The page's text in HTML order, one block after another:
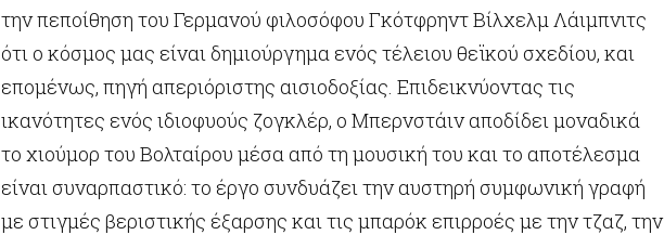
την πεποίθηση του Γερμανού φιλοσόφου Γκότφρηντ Βίλχελμ Λάιμπνιτς
ότι ο κόσμος μας είναι δημιούργημα ενός τέλειου θεϊκού σχεδίου, και
επομένως, πηγή απεριόριστης αισιοδοξίας. Επιδεικνύοντας τις
ικανότητες ενός ιδιοφυούς ζογκλέρ, ο Μπερνστάιν αποδίδει μοναδικά
το χιούμορ του Βολταίρου μέσα από τη μουσική του και το αποτέλεσμα
είναι συναρπαστικό: το έργο συνδυάζει την αυστηρή συμφωνική γραφή
με στιγμές βεριστικής έξαρσης και τις μπαρόκ επιρροές με την τζαζ, την